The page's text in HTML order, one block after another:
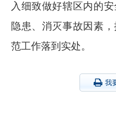
入细致做好辖区内的
隐患、消灭事故因素
范工作落到实处。
我